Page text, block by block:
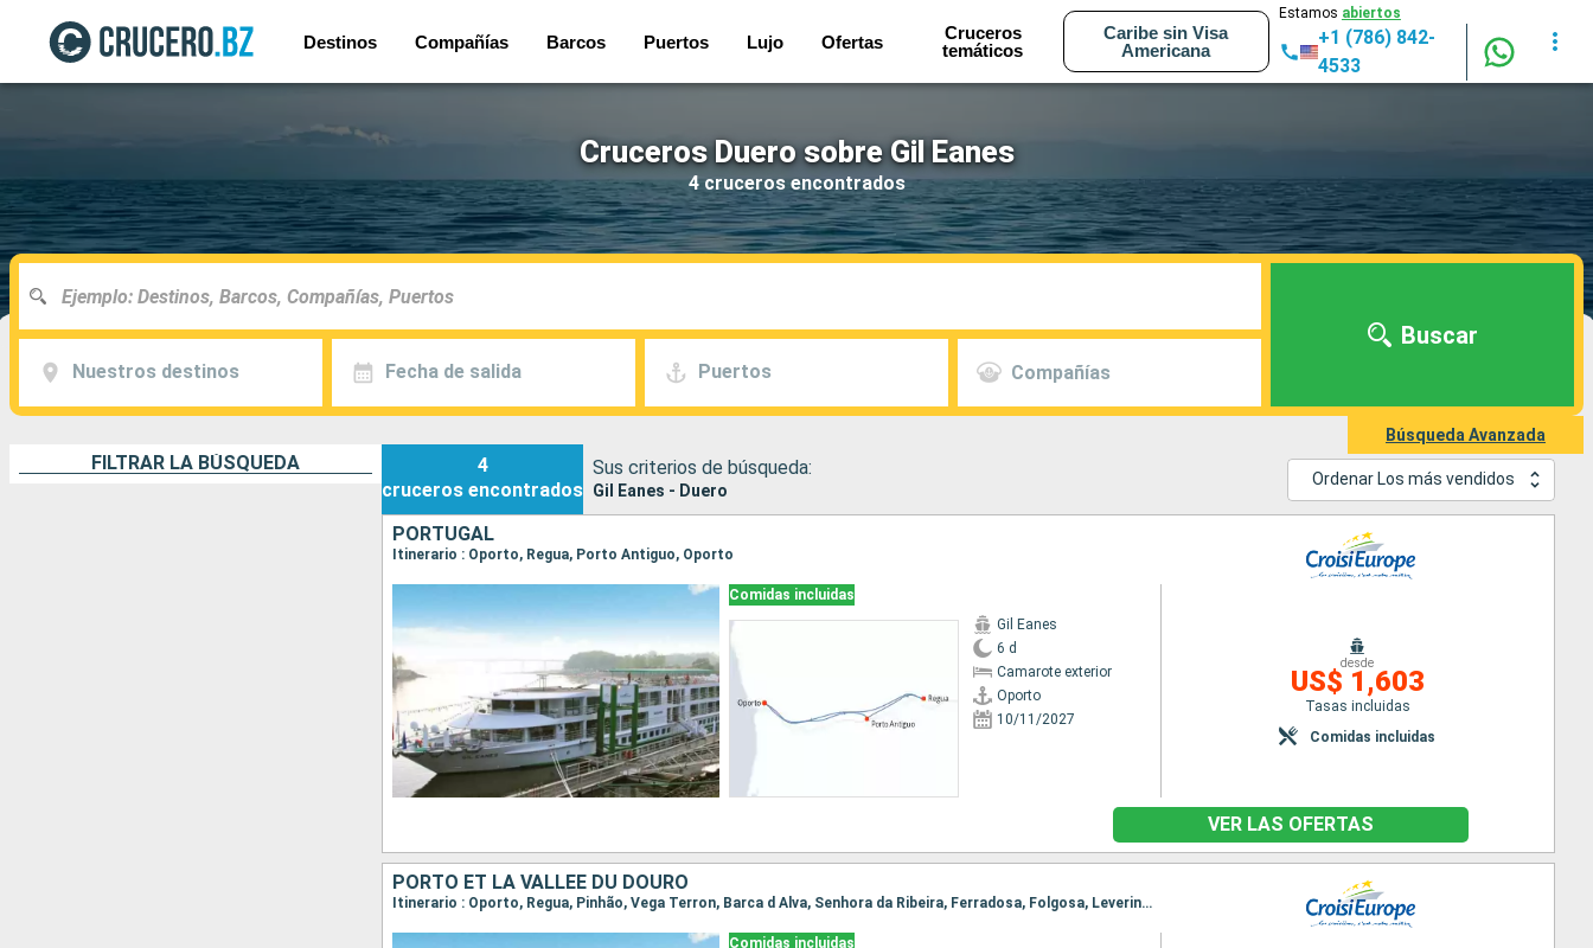
Destinos Compañías Barcos Puertos Lujo Ofertas
Cruceros
temáticos
Caribe sin Visa
Americana
Estamos abiertos
+1 (786) 842-
4533
Cruceros Duero sobre Gil Eanes
4 cruceros encontrados
Nuestros destinos Fecha de salida Puertos Compañías
Buscar
Búsqueda Avanzada
FILTRAR LA BÚSQUEDA
4
cruceros encontrados
Sus criterios de búsqueda:
Gil Eanes - Duero
Ordenar Los más vendidos
PORTUGAL
Itinerario : Oporto, Regua, Porto Antiguo, Oporto
Comidas incluidas
Gil Eanes
6 d
Camarote exterior
Oporto
10/11/2027
desde
US$ 1,603
Tasas incluidas
Comidas incluidas
VER LAS OFERTAS
PORTO ET LA VALLÉE DU DOURO
Itinerario : Oporto, Regua, Pinhão, Vega Terron, Barca d Alva, Senhora da Ribeira, Ferradosa, Folgosa, Leverinho, Oporto
Comidas incluidas